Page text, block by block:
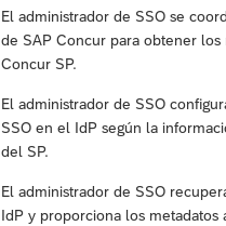
El administrador de SSO se
de SAP Concur para obtener los
Concur SP.
El administrador de SSO
SSO en el IdP según la
del SP.
El administrador de SSO
IdP y proporciona los metadatos